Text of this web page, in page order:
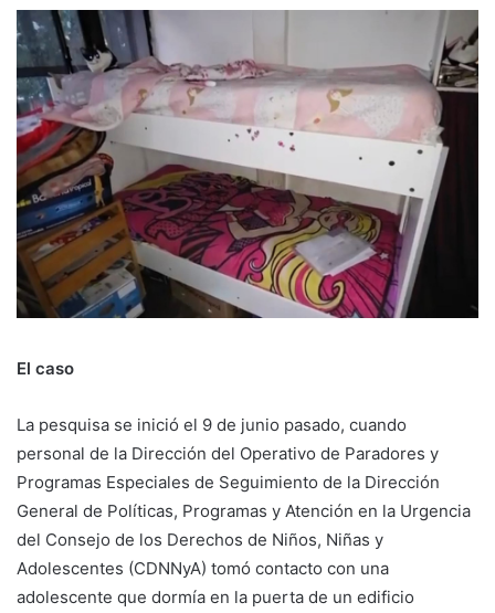
El caso
La pesquisa se inició el 9 de junio pasado, cuando
personal de la Dirección del Operativo de Paradores y
Programas Especiales de Seguimiento de la Dirección
General de Políticas, Programas y Atención en la Urgencia
del Consejo de los Derechos de Niños, Niñas y
Adolescentes (CDNNyA) tomó contacto con una
adolescente que dormía en la puerta de un edificio